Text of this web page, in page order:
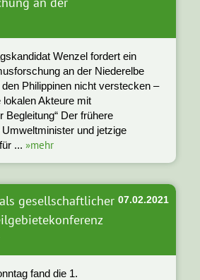
Wenzel fordert ein
an der Niederelbe
den Philippinen nicht verstecken –
Akteure mit
Begleitung“ Der frühere
und jetzige
...»mehr
07.02.2021
gesellschaftlicher
fand die 1.